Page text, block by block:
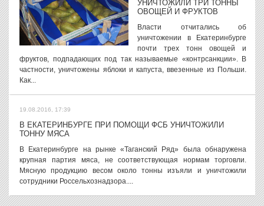
УНИЧТОЖИЛИ ТРИ ТОННЫ
ОВОЩЕЙ И ФРУКТОВ
Власти отчитались об
уничтожении в Екатеринбурге
почти трех тонн овощей и
фруктов, подпадающих под так называемые «контрсанкции». В
частности, уничтожены яблоки и капуста, ввезенные из Польши.
Как...
19.08.2016, 17:39
В ЕКАТЕРИНБУРГЕ ПРИ ПОМОЩИ ФСБ УНИЧТОЖИЛИ
ТОННУ МЯСА
В Екатеринбурге на рынке «Таганский Ряд» была обнаружена
крупная партия мяса, не соответствующая нормам торговли.
Мясную продукцию весом около тонны изъяли и уничтожили
сотрудники Россельхознадзора....